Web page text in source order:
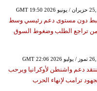
دون مستوى دعم رئيسي وسط
تراجع الطلب وضغوط السوق
دعم واشنطن لأوكرانيا ويرحب
ترامب لإنهاء الحرب